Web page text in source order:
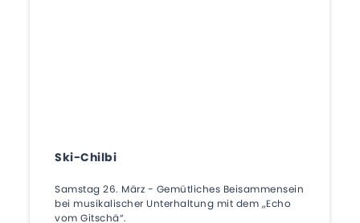
Ski-Chilbi
Samstag 26. März - Gemütliches Beisammensein
bei musikalischer Unterhaltung mit dem „Echo
vom Gitschä“.